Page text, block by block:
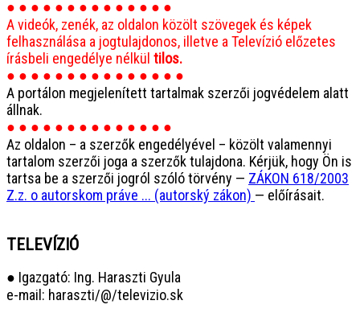
● ● ● ● ● ● ● ● ● ● ● ● ● ●
A videók, zenék, az oldalon közölt szövegek és képek
felhasználása a jogtulajdonos, illetve a Televízió előzetes
írásbeli engedélye nélkül tilos.
● ● ● ● ● ● ● ● ● ● ● ● ● ● ●
A portálon megjelenített tartalmak szerzői jogvédelem alatt
állnak.
● ● ● ● ● ● ● ● ● ● ● ● ● ●
Az oldalon – a szerzők engedélyével – közölt valamennyi
tartalom szerzői joga a szerzők tulajdona. Kérjük, hogy Ön is
tartsa be a szerzői jogról szóló törvény — ZÁKON 618/2003
Z.z. o autorskom práve ... (autorský zákon) — előírásait.
TELEVÍZIÓ
● Igazgató: Ing. Haraszti Gyula
e-mail: haraszti/@/televizio.sk